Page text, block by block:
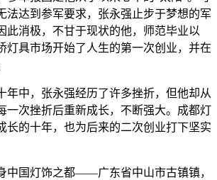
法达到参军要求，张永强止步于梦想的军
此消极，不甘于现状的他，师范毕业以
灯具市场开始了人生的第一次创业，并在
年中，张永强经历了许多挫折，但他却从
一次挫折后重新成长，不断强大。成都灯
长的十年，也为后来的二次创业打下坚实
中国灯饰之都——广东省中山市古镇镇，